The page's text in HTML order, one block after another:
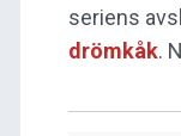
seriens
drömkåk.